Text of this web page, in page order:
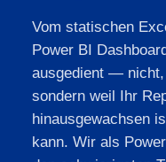
Vom statischen
Power BI
ausgedient —
sondern weil Ihr
hinausgewachsen
kann. Wir als